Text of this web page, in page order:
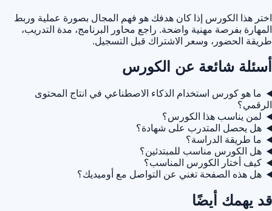
اختر هذا الكورس إذا كان هدفك هو فهم المجال بصورة عملية وربط
المهارة بفرصة مهنية واضحة. راجع محاور البرنامج، مدة التدريب،
طريقة الحضور، وسعر الاشتراك قبل التسجيل.
أسئلة شائعة عن الكورس
ما هو كورس استخدام الذكاء الاصطناعي في انتاج المحتوى
الرقمي؟
لمن يناسب هذا الكورس؟
هل يحصل المتدرب على شهادة؟
ما طريقة الدراسة؟
هل الكورس مناسب للمبتدئين؟
كيف أختار الكورس المناسب؟
هل هذه الصفحة تغني عن التواصل مع أوميديك؟
قد يهمك أيضًا